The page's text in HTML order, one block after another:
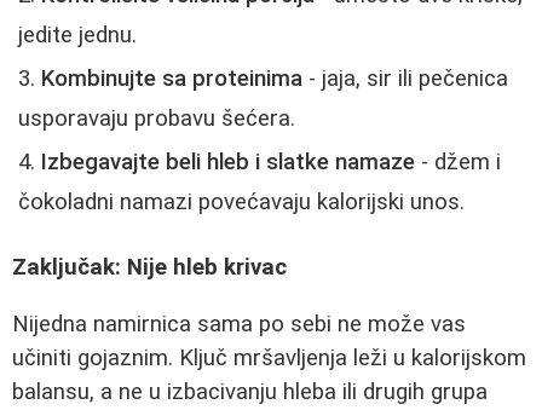
jedite jednu.
Kombinujte sa proteinima - jaja, sir ili pečenica
usporavaju probavu šećera.
Izbegavajte beli hleb i slatke namaze - džem i
čokoladni namazi povećavaju kalorijski unos.
Zaključak: Nije hleb krivac
Nijedna namirnica sama po sebi ne može vas
učiniti gojaznim. Ključ mršavljenja leži u kalorijskom
balansu, a ne u izbacivanju hleba ili drugih grupa